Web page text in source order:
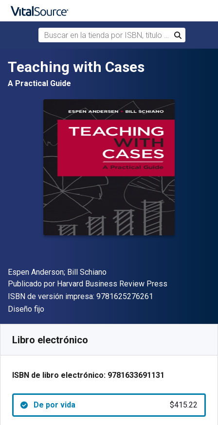
Saltar al contenido principal
Buscar en la tienda por ISBN, título o autor
Buscar
Teaching with Cases
A Practical Guide
Autor(es)
Espen Anderson; Bill Schiano
Editor
Publicado por Harvard Business Review Press
ISBN de versión impresa: 9781625276261
Formato
Diseño fijo
Libro electrónico
ISBN de libro electrónico: 9781633691131
De por vida $415.22